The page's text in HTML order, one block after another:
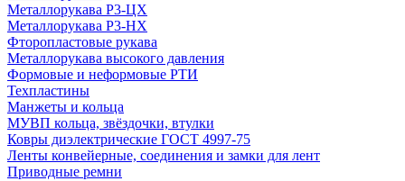
Металлорукава Р3-ЦХ
Металлорукава Р3-НХ
Фторопластовые рукава
Металлорукава высокого давления
Формовые и неформовые РТИ
Техпластины
Манжеты и кольца
МУВП кольца, звёздочки, втулки
Ковры диэлектрические ГОСТ 4997-75
Ленты конвейерные, соединения и замки для лент
Приводные ремни